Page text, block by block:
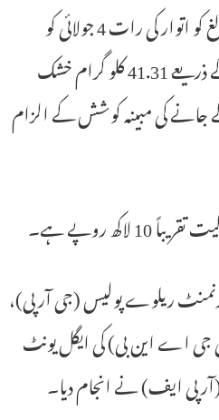
حیدرآباد: دو افراد اور ایک نابالغ کو اتوار کی رات 4 جولائی کو
سکندرآباد ریلوے اسٹیشن کے ذریعے 41.31 کلو گرام خشک
جانے کی مبینہ کوشش کے الزام
روپے ہے۔
ریلوے پولیس (جی آر پی)،
(ٹی جی اے این بی) کی ایگل یونٹ
پی ایف) نے انجام دیا۔